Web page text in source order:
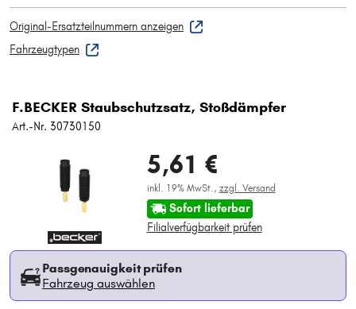
Original-Ersatzteilnummern anzeigen
Fahrzeugtypen
F.BECKER Staubschutzsatz, Stoßdämpfer
Art.-Nr. 30730150
5,61 €
inkl. 19% MwSt., zzgl. Versand
Sofort lieferbar
Filialverfügbarkeit prüfen
Passgenauigkeit prüfen
Fahrzeug auswählen